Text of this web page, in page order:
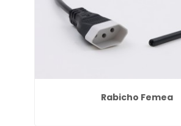
Rabicho Femea